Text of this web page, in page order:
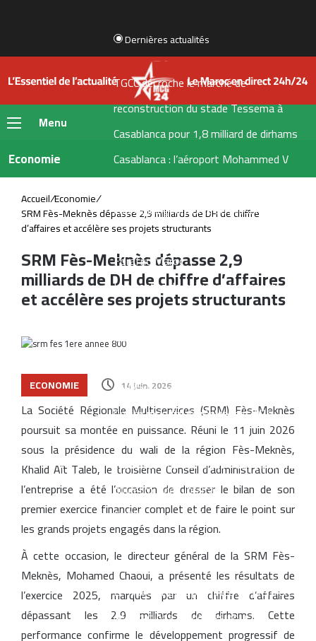
Jeudi, Août 6 2026
Dernières actualités
TGCC décroche le marché de
reconstruction du stade Tessema à
Casablanca pour 1,8 milliard de dirhams
Casablanca : l’aéroport Mohammed V
raccordé à la LGV
Cap Holding renforce sa présence dans
l’agroalimentaire avec l’acquisition de
Forafric Maroc
Les ventes de voitures dépassent
152.000 unités au Maroc, portées par
les modèles électriques et les marques
Le Maroc se classe 106ᵉ au monde dans
l’indice mondial de résidence 2026
Un rapport espagnol met en lumière les
capacités des satellites marocains près
du détroit de Gibraltar
CNSS lance une réforme stratégique de
son système de gestion interne pour 1,2
million de dirhams
Le Maroc figure parmi les dix premières
destinations mondiales pour les
Menu
Economie
Accueil/Economie/
SRM Fès-Meknès dépasse 2,9 milliards de DH de chiffre
d’affaires et accélère ses projets structurants
SRM Fès-Meknès dépasse 2,9
milliards de DH de chiffre d’affaires
et accélère ses projets structurants
ECONOMIE 14 juin، 2026
La Société Régionale Multiservices (SRM) Fès-Meknès
poursuit sa montée en puissance. Réuni le 11 juin 2026
sous la présidence du wali de la région Fès-Meknès,
Khalid Aït Taleb, le troisième Conseil d’administration de
l’entreprise a été l’occasion de dresser le bilan de son
premier exercice financier complet et de faire le point sur
les grands projets engagés dans la région.
À cette occasion, le directeur général de la SRM Fès-
Meknès, Mohamed Chaoui, a présenté les résultats de
l’exercice 2025, marqués par un chiffre d’affaires
dépassant les 2,9 milliards de dirhams. Cette
performance confirme le développement progressif de